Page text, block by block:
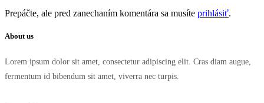
Prepáčte, ale pred zanechaním komentára sa musíte prihlásiť.
About us
Lorem ipsum dolor sit amet, consectetur adipiscing elit. Cras diam augue,
fermentum id bibendum sit amet, viverra nec turpis.